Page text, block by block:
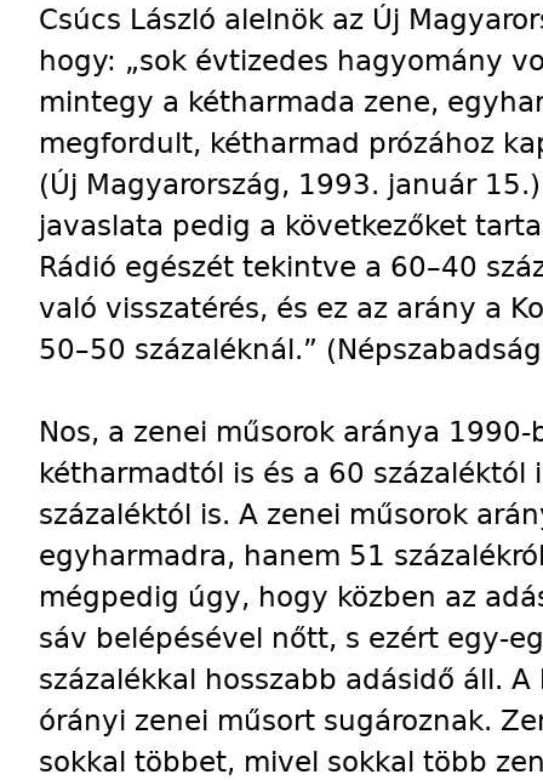
Csúcs László alelnök az Új
hogy: „sok évtizedes hagyomány
mintegy a kétharmada zene,
megfordult, kétharmad prózához
(Új Magyarország, 1993. január
javaslata pedig a következőket
Rádió egészét tekintve a 60–40
való visszatérés, és ez az arány a
50–50 százaléknál.”
Nos, a zenei műsorok aránya
kétharmadtól is és a 60 százaléktól
százaléktól is. A zenei műsorok
egyharmadra, hanem 51
mégpedig úgy, hogy közben az
sáv belépésével nőtt, s ezért egy-
százalékkal hosszabb adásidő áll.
órányi zenei műsort sugároznak.
sokkal többet, mivel sokkal több